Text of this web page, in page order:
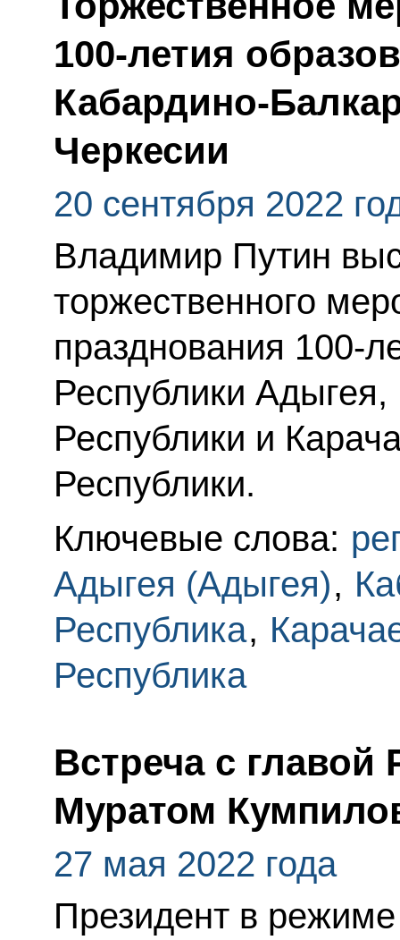
100-летия
Кабардино-
Черкесии
20 сентября 2022
Владимир Путин
торжественного
празднования 100-
Республики
Республики и
Республики.
Ключевые слова:
Адыгея (Адыгея),
Республика,
Республика
Встреча с главой
Муратом
27 мая 2022 года
Президент в